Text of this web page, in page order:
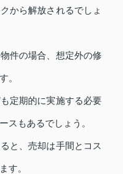
から解放されるでしょ
件の場合、想定外の修
。
定期的に実施する必要
スもあるでしょう。
と、売却は手間とコス
す。